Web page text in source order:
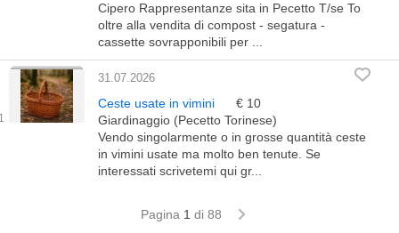
Cipero Rappresentanze sita in Pecetto T/se To
oltre alla vendita di compost - segatura -
cassette sovrapponibili per ...
31.07.2026
Ceste usate in vimini
€ 10
Giardinaggio (Pecetto Torinese)
Vendo singolarmente o in grosse quantità ceste
in vimini usate ma molto ben tenute. Se
interessati scrivetemi qui gr...
Pagina 1 di 88